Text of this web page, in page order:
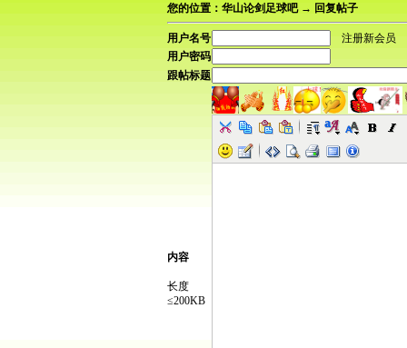
您的位置：华山论剑足球吧 → 回复帖子
用户名号
注册新会员
用户密码
跟帖标题
内容
长度
≤200KB